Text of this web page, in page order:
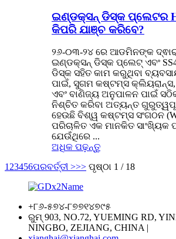
ଇଣ୍ଡକ୍ସନ୍ ଡିସ୍କ ପ୍ଲେଟର
କିପରି ଯାଞ୍ଚ କରିବେ?
୨୬-୦୩-୨୪ ରେ ଆଡମିନଙ୍କ
ଇଣ୍ଡକ୍ସନ୍ ଡିସ୍କ ପ୍ଲେଟ୍ ଏବଂ
ଡିସ୍କ ସହିତ କାମ କରୁଥିବା
ପାଇଁ, ସୁଗମ କଷ୍ଟମ୍ସ କ୍ଲିୟରାନ୍ସ,
ଏବଂ ବାଣିଜ୍ୟ ଅନୁପାଳନ ପାଇଁ
ନିଶ୍ଚିତ କରିବା ଅତ୍ୟନ୍ତ
ହେଉଛି ବିଶ୍ୱ କଷ୍ଟମ୍ସ ସଂଗଠନ
ପରିଚାଳିତ ଏକ ମାନକିତ ସାଂଖ୍ୟିକ
ଯେଉଁଥିରେ ...
ଅଧିକ ପଢ଼ନ୍ତୁ
1 23456ପରବର୍ତ୍ତୀ >>> ପୃଷ୍ଠା 1 / 18
+୮୬-୫୭୪-୮୭୭୧୪୭୯୫
ରୁମ୍ 903, NO.72, YUEMING RD,
NINGBO, ZEJIANG, CHINA |